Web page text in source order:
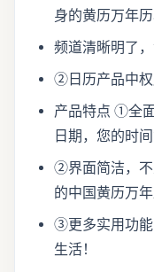
身的黄历万年历
频道清晰明了
②日历产品中权
产品特点 ①全
日期，您的时间
②界面简洁，不
的中国黄历万年
③更多实用功能
生活！